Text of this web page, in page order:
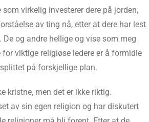
virkelig investerer dere på jorden,
av ting nå, etter at dere har lest
og andre hellige og vise som meg
viktige religiøse ledere er å formidle
på forskjellige plan.
kristne, men det er ikke riktig.
av sin egen religion og har diskutert